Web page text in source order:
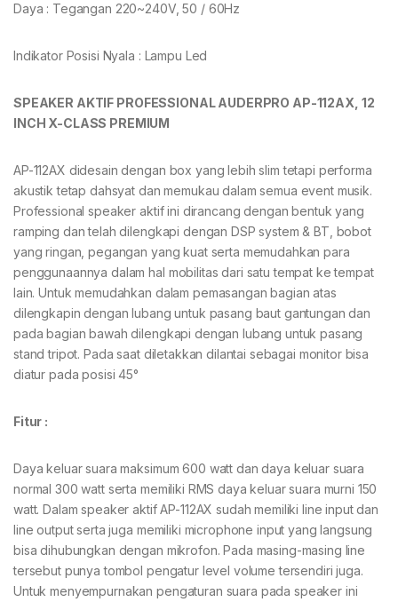
Daya : Tegangan 220~240V, 50 / 60Hz
Indikator Posisi Nyala : Lampu Led
SPEAKER AKTIF PROFESSIONALAUDERPRO AP-112AX , 12
INCH X-CLASS PREMIUM
AP-112AX didesain dengan box yang lebih slim tetapi performa
akustik tetap dahsyat dan memukau dalam semua event musik.
Professional speaker aktif ini dirancang dengan bentuk yang
ramping dan telah dilengkapi dengan DSP system & BT, bobot
yang ringan, pegangan yang kuat serta memudahkan para
penggunaannya dalam hal mobilitas dari satu tempat ke tempat
lain. Untuk memudahkan dalam pemasangan bagian atas
dilengkapin dengan lubang untuk pasang baut gantungan dan
pada bagian bawah dilengkapi dengan lubang untuk pasang
stand tripot. Pada saat diletakkan dilantai sebagai monitor bisa
diatur pada posisi 45°
Fitur :
Daya keluar suara maksimum 600 watt dan daya keluar suara
normal 300 watt serta memiliki RMS daya keluar suara murni 150
watt. Dalam speaker aktif AP-112AX sudah memiliki line input dan
line output serta juga memiliki microphone input yang langsung
bisa dihubungkan dengan mikrofon. Pada masing-masing line
tersebut punya tombol pengatur level volume tersendiri juga.
Untuk menyempurnakan pengaturan suara pada speaker ini